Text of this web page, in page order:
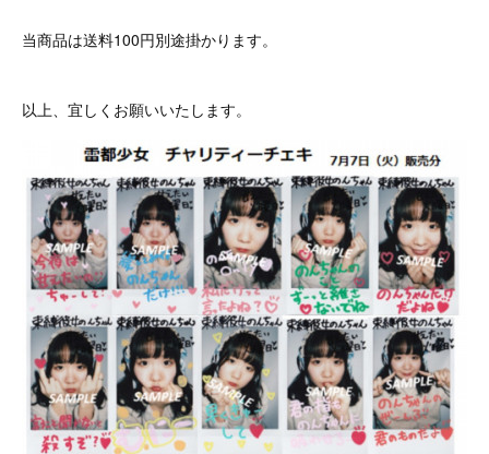
当商品は送料100円別途掛かります。
以上、宜しくお願いいたします。